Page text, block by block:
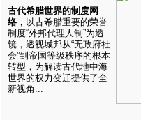
古代希腊世界的制度网
络 ，以古希腊重要的荣誉
制度“外邦代理人制”为透
镜，透视城邦从“无政府社
会”到帝国等级秩序的根本
转型，为解读古代地中海
世界的权力变迁提供了全
新视角...